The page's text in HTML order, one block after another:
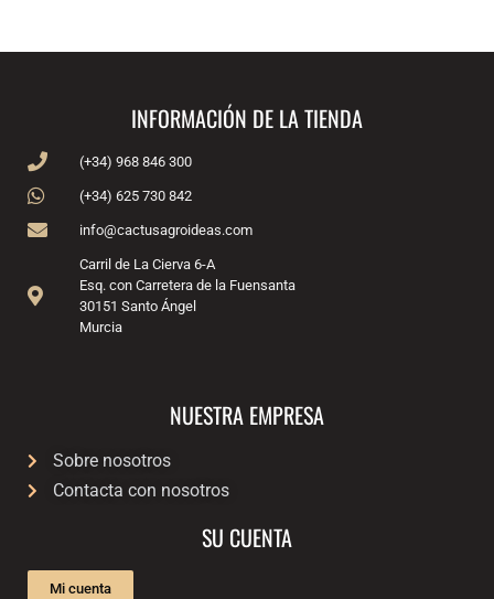
INFORMACIÓN DE LA TIENDA
(+34) 968 846 300
(+34) 625 730 842
info@cactusagroideas.com
Carril de La Cierva 6-A
Esq. con Carretera de la Fuensanta
30151 Santo Ángel
Murcia
NUESTRA EMPRESA
Sobre nosotros
Contacta con nosotros
SU CUENTA
Mi cuenta